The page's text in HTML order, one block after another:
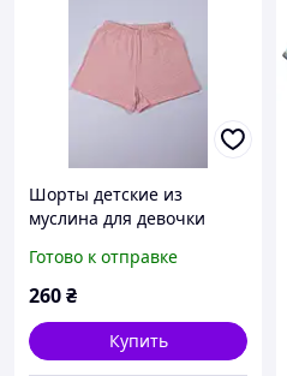
Шорты детские из
муслина для девочки
Готово к отправке
260₴
Купить